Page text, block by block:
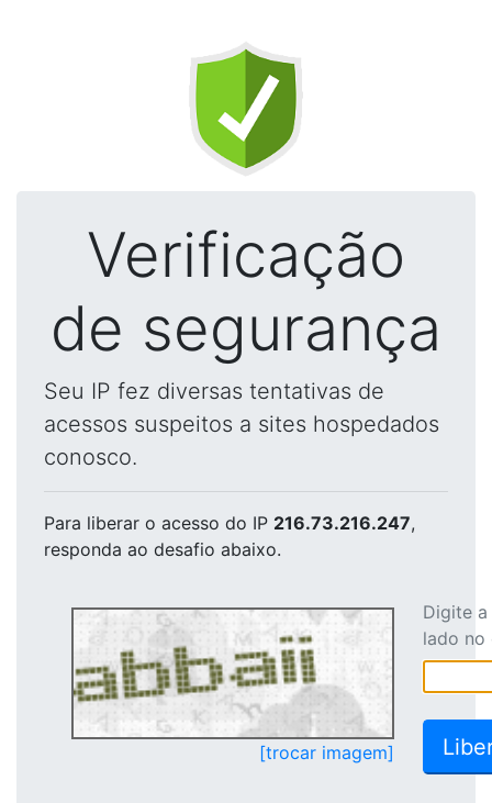
Verificação
de segurança
Seu IP fez diversas tentativas de
acessos suspeitos a sites hospedados
conosco.
Para liberar o acesso do IP 216.73.216.247,
responda ao desafio abaixo.
[trocar imagem]
Digite
lado no